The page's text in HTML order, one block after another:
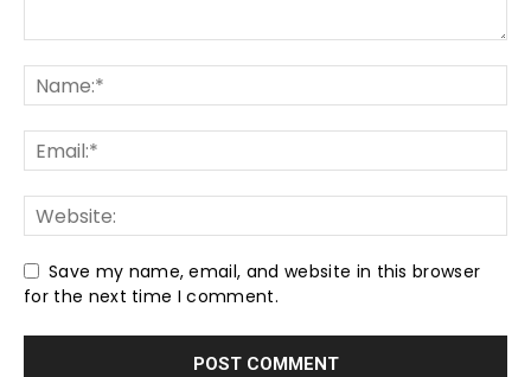
Save my name, email, and website in this browser
for the next time I comment.